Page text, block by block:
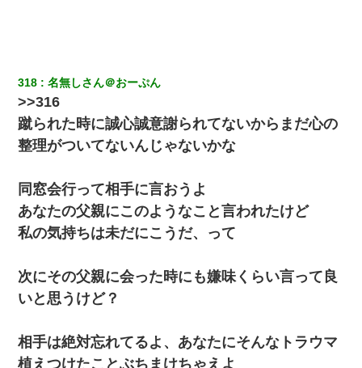
【衝撃】婚約者「兄と結婚はするけど嫁入りするわけじゃない。
したので、母が・・・
出張中の旦那から『フリンしやがって、このクズ』と電話が。私
「本当に家まで来たの？証拠は？」旦那「俺の言葉が信じられな
いのか！」→ 離婚後
兄の新しい嫁がやらかしすぎて辛い。当たり前のように実家や姪
の幼稚園に来る
妻「ずっと好きだった人と一緒になりたいから、わかれてくださ
い」→離婚後、娘と実家で生活してると…
318 名無しさん＠おーぷん
>>316
蹴られた時に誠心誠意謝られてないからまだ心の
整理がついてないんじゃないかな
同窓会行って相手に言おうよ
あなたの父親にこのようなこと言われたけど
私の気持ちは未だにこうだ、って
次にその父親に会った時にも嫌味くらい言って良
いと思うけど？
相手は絶対忘れてるよ、あなたにそんなトラウマ
植えつけたことぶちまけちゃえよ